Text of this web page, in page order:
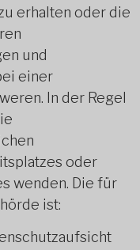
erhalten oder die
und
einer
In der Regel
oder
wenden. Die für
ist: